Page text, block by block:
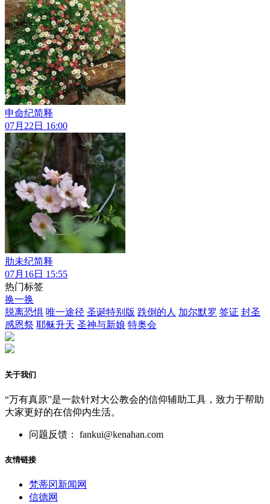
申命纪简释
07月22日 16:00
肋未纪简释
07月16日 15:55
热门标签
换一换
脱离恐惧 唯一途径 圣诞特别版 跌倒的人 加尔默罗 签证 封圣
感恩祭 耶稣升天 圣神与新娘 特奥会
关于我们
“万有真原”是一款针对大公教会的信仰辅助工具，致力于帮助
大家更好的在信仰内生活。
问题反馈： fankui@kenahan.com
友情链接
梵蒂冈新闻网
信德网